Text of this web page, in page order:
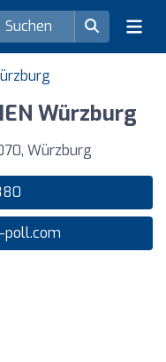
Würzburg
Würzburg
poll.com